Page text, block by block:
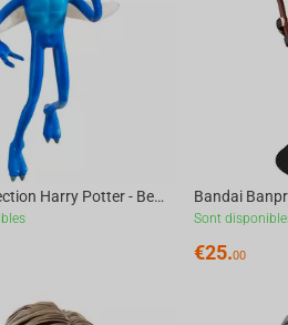
Noble Collection Harry Potter - Bendable Cornish Pixie
Sont
€25.00